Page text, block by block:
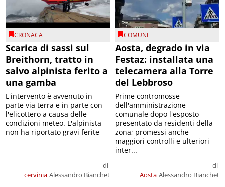
CRONACA
Scarica di sassi sul
Breithorn, tratto in
salvo alpinista ferito a
una gamba
cervinia
di
Alessandro Bianchet
L'intervento è avvenuto in
parte via terra e in parte con
l'elicottero a causa delle
condizioni meteo. L'alpinista
non ha riportato gravi ferite
COMUNI
Aosta, degrado in via
Festaz: installata una
telecamera alla Torre
del Lebbroso
Aosta
di
Alessandro Bianchet
Prime contromosse
dell'amministrazione
comunale dopo l'esposto
presentato da residenti della
zona; promessi anche
maggiori controlli e ulteriori
inter...